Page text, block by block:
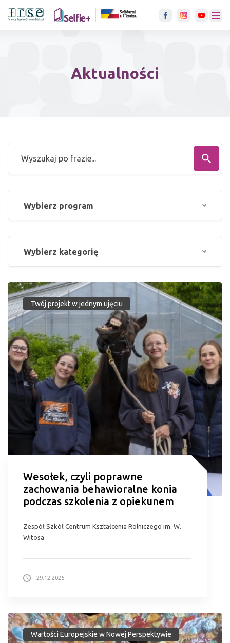
link otwiera się w nowje
menu
Aktualności
Wybierz program
Wybierz kategorię
Twój projekt w jednym ujęciu
Wesołek, czyli poprawne
zachowania behawioralne konia
podczas szkolenia z opiekunem
Zespół Szkół Centrum Kształcenia Rolniczego im. W.
Witosa
29.12.2025
Wartości Europejskie w Nowej Perspektywie